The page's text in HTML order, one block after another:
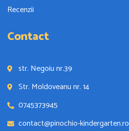
Recenzii
Contact
str. Negoiu nr.39
Str. Moldoveanu nr. 14
0745373945
contact@pinochio-kindergarten.ro